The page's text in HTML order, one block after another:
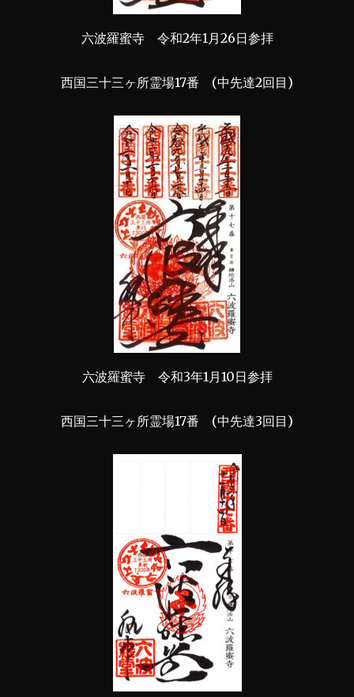
六波羅蜜寺 令和2年1月26日参拝
西国三十三ヶ所霊場17番 (中先達2回目)
六波羅蜜寺 令和3年1月10日参拝
西国三十三ヶ所霊場17番 (中先達3回目)